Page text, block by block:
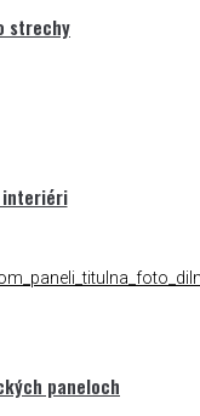
strechy
interiéri
paneloch